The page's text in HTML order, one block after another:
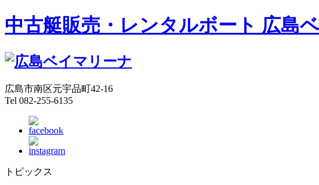
中古艇販売・レンタルボート 広島
広島市南区元宇品町42-16
Tel 082-255-6135
トピックス